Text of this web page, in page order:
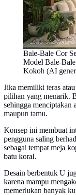
Bale-Bale Cor
Model Bale-
Kokoh (AI
Jika memiliki teras
pilihan yang menarik.
sehingga menciptakan
maupun tamu.
Konsep ini membuat
pengguna saling
sebagai tempat meja
batu koral.
Desain berbentuk U
karena mampu
memerlukan banyak